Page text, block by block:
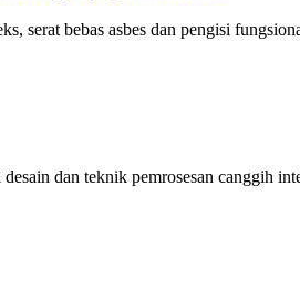
serat bebas asbes dan pengisi
dan teknik pemrosesan canggih